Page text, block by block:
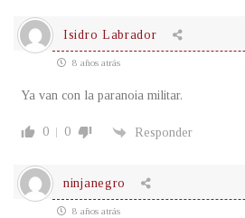
Isidro Labrador
8 años atrás
Ya van con la paranoia militar.
0 0 Responder
ninjanegro
8 años atrás